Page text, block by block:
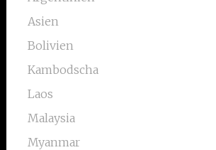
Asien
Bolivien
Kambodscha
Laos
Malaysia
Myanmar